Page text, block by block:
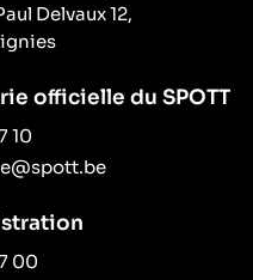
Delvaux 12,
officielle du SPOTT
10
00